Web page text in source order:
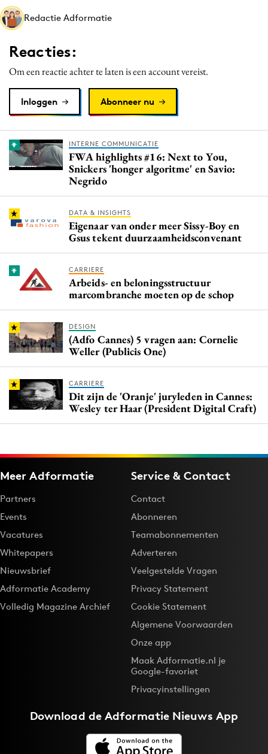
Redactie Adformatie
Reacties:
Om een reactie achter te laten is een account vereist.
Inloggen Abonneer nu
INTERNE COMMUNICATIE
FWA highlights #16: Next to You,
Snickers 'honger algoritme' en Savio:
Negrido
DATA & INSIGHTS
Eigenaar van onder meer Sissy-Boy en
Gsus tekent duurzaamheidsconvenant
CARRIERE
Arbeids- en beloningsstructuur
marcombranche moeten op de schop
DESIGN
(Adfo Cannes) 5 vragen aan: Cornelie
Weller (Publicis One)
CARRIERE
Dit zijn de 'Oranje' juryleden in Cannes:
Wesley ter Haar (President Digital Craft)
Meer Adformatie
Partners
Events
Vacatures
Whitepapers
Nieuwsbrief
Adformatie Academy
Volledig Magazine Archief
Service & Contact
Contact
Abonneren
Teamabonnementen
Adverteren
Veelgestelde Vragen
Privacy Statement
Cookie Statement
Algemene Voorwaarden
Onze app
Maak Adformatie.nl je
Google-favoriet
Privacyinstellingen
Download deAdformatie Nieuws App